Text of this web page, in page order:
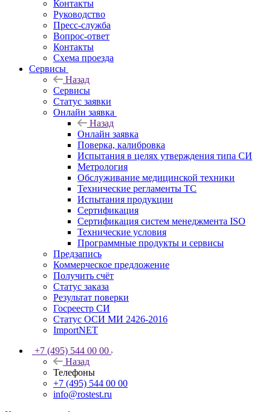
Контакты
Руководство
Пресс-служба
Вопрос-ответ
Контакты
Схема проезда
Сервисы
Назад
Сервисы
Статус заявки
Онлайн заявка
Назад
Онлайн заявка
Поверка, калибровка
Испытания в целях утверждения типа СИ
Метрология
Обслуживание медицинской техники
Технические регламенты ТС
Испытания продукции
Сертификация
Сертификация систем менеджмента ISO
Технические условия
Программные продукты и сервисы
Предзапись
Коммерческое предложение
Получить счёт
Статус заказа
Результат поверки
Госреестр СИ
Статус ОСИ МИ 2426-2016
ImportNET
+7 (495) 544 00 00
Назад
Телефоны
+7 (495) 544 00 00
info@rostest.ru